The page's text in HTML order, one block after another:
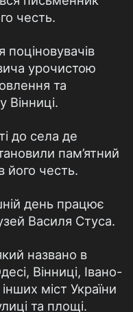
честь.
поціновувачів
урочистою
та
Вінниці.
до села де
пам’ятний
його честь.
день працює
Василя Стуса.
названо в
Вінниці, Івано-
міст України
та площі.